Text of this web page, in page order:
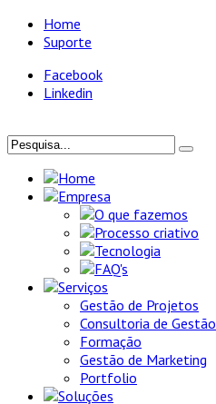
Home
Suporte
Facebook
Linkedin
Home
Empresa
O que fazemos
Processo criativo
Tecnologia
FAQ's
Serviços
Gestão de Projetos
Consultoria de Gestão
Formação
Gestão de Marketing
Portfolio
Soluções